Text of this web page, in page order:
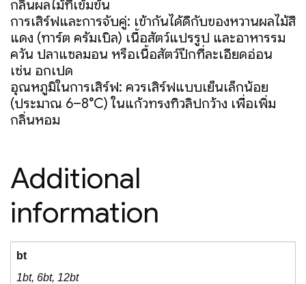
กลิ่นผลไม้ที่เข้มข้น
การเสิร์ฟและการจับคู่: เข้ากันได้ดีกับของหวานผลไม้สี
แดง (ทาร์ต ครัมเบิล) เนื้อสัตว์แปรรูป และอาหารรม
ควัน ปลาแซลมอน หรือเนื้อสัตว์ปีกที่ละเอียดอ่อน
เช่น อกเป็ด
อุณหภูมิในการเสิร์ฟ: ควรเสิร์ฟแบบเย็นเล็กน้อย
(ประมาณ 6–8°C) ในแก้วทรงทิวลิปกว้าง เพื่อเพิ่ม
กลิ่นหอม
Additional
information
bt
1bt, 6bt, 12bt